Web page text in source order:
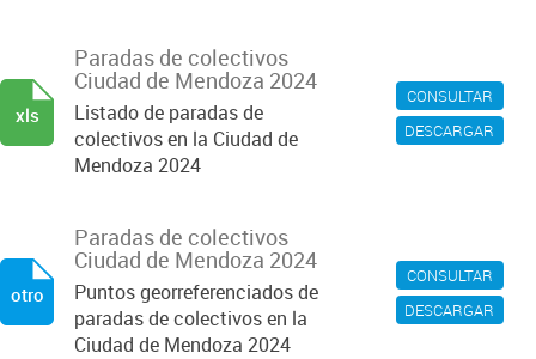
CONSULTAR
DESCARGAR
Paradas de colectivos
Ciudad de Mendoza 2024
Listado de paradas de
colectivos en la Ciudad de
Mendoza 2024
xls
CONSULTAR
DESCARGAR
Paradas de colectivos
Ciudad de Mendoza 2024
Puntos georreferenciados de
paradas de colectivos en la
Ciudad de Mendoza 2024
otro